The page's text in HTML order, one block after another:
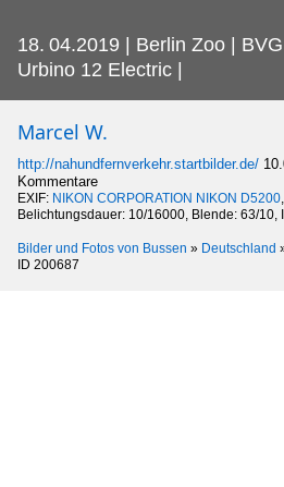
18. 04.2019 | Berlin Zoo |
Urbino 12 Electric |
Marcel W.
http://nahundfernverkehr.startbilder.de/
Kommentare
EXIF: NIKON CORPORATION NIKON D5200
Belichtungsdauer: 10/16000, Blende: 63/10,
Bilder und Fotos von Bussen » Deutschland
ID 200687